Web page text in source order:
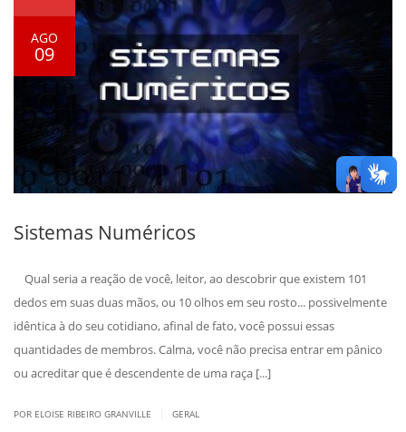
AGO
09
Sistemas Numéricos
Qual seria a reação de você, leitor, ao descobrir que existem 101
dedos em suas duas mãos, ou 10 olhos em seu rosto... possivelmente
idêntica à do seu cotidiano, afinal de fato, você possui essas
quantidades de membros. Calma, você não precisa entrar em pânico
ou acreditar que é descendente de uma raça [...]
POR ELOISE RIBEIRO GRANVILLE GERAL